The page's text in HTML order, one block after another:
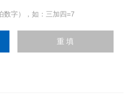
数字），如：三加四=7